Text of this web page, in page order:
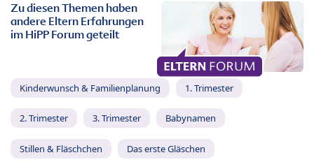
Zu diesen Themen haben
andere Eltern Erfahrungen
im HiPP Forum geteilt
Kinderwunsch & Familienplanung 1. Trimester
2. Trimester 3. Trimester Babynamen
Stillen & Fläschchen Das erste Gläschen